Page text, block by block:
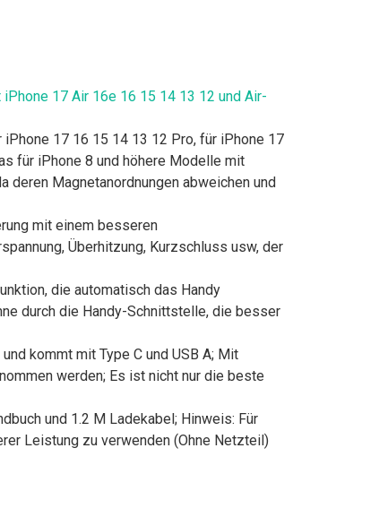
17 Air 16e 16 15 14 13 12 und Air-
17 16 15 14 13 12 Pro, für iPhone 17
für iPhone 8 und höhere Modelle mit
deren Magnetanordnungen abweichen und
mit einem besseren
Überhitzung, Kurzschluss usw, der
die automatisch das Handy
durch die Handy-Schnittstelle, die besser
kommt mit Type C und USB A; Mit
werden; Es ist nicht nur die beste
und 1.2 M Ladekabel; Hinweis: Für
Leistung zu verwenden (Ohne Netzteil)